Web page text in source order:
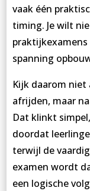
vaak één
timing. Je wilt
spanning
Kijk daarom niet
afrijden, maar
Dat klinkt
doordat
terwijl de
examen wordt
een logische